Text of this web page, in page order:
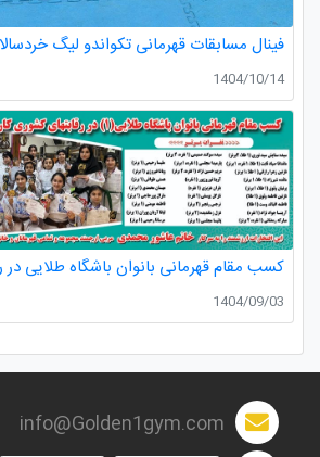
1404/10/14
1404/09/03
info@Golden1gym.com